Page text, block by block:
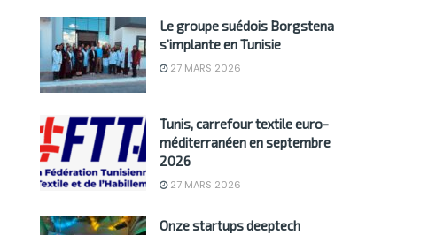
Le groupe suédois Borgstena
s’implante en Tunisie
27 MARS 2026
Tunis, carrefour textile euro-
méditerranéen en septembre
2026
27 MARS 2026
Onze startups deeptech